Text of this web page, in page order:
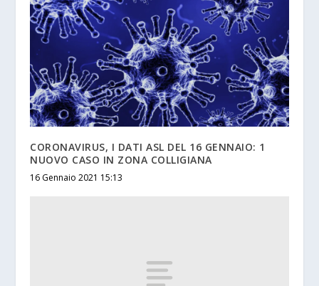
CORONAVIRUS, I DATI ASL DEL 16 GENNAIO: 1
NUOVO CASO IN ZONA COLLIGIANA
16 Gennaio 2021 15:13